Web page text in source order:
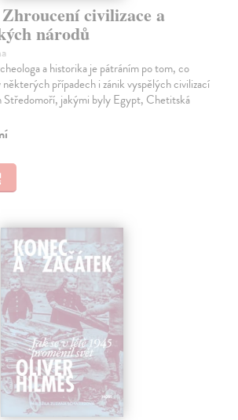
civilizace a
národů
a historika je pátráním po tom, co
některých případech i zánik vyspělých civilizací
Středomoří, jakými byly Egypt, Chetitská